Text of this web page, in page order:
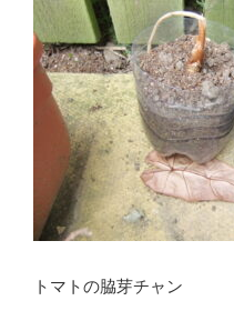
トマトの脇芽チャン